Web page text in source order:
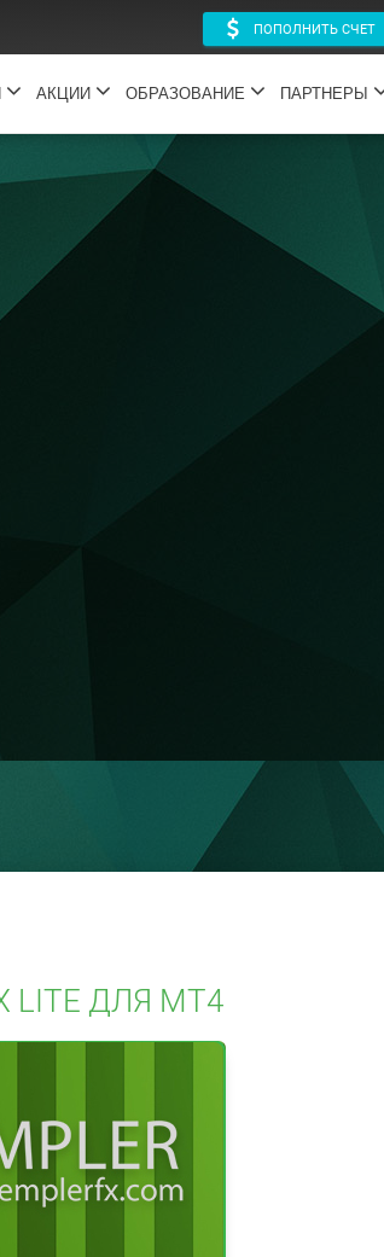
ПОПОЛНИТЬ СЧЕТ
АКЦИИ ОБРАЗОВАНИЕ ПАРТНЕРЫ
LITE ДЛЯ МT4